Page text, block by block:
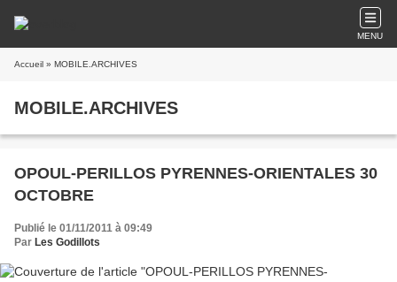
MENU
Accueil » MOBILE.ARCHIVES
MOBILE.ARCHIVES
OPOUL-PERILLOS PYRENNES-ORIENTALES 30
OCTOBRE
Publié le 01/11/2011 à 09:49
Par Les Godillots